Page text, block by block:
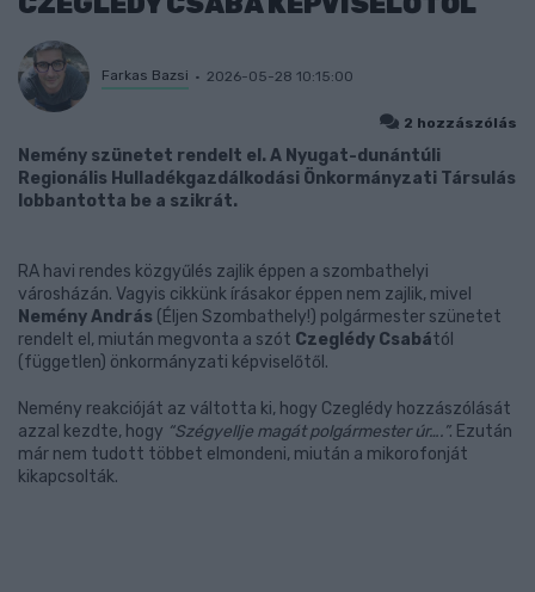
Farkas Bazsi 2026-05-28 10:15:00
2 hozzászólás
Nemény szünetet rendelt el. A Nyugat-dunántúli
Regionális Hulladékgazdálkodási Önkormányzati Társulás
lobbantotta be a szikrát.
RA havi rendes közgyűlés zajlik éppen a szombathelyi
városházán. Vagyis cikkünk írásakor éppen nem zajlik, mivel
Nemény András (Éljen Szombathely!) polgármester szünetet
rendelt el, miután megvonta a szót Czeglédy Csabától
(független) önkormányzati képviselőtől.
Nemény reakcióját az váltotta ki, hogy Czeglédy hozzászólását
azzal kezdte, hogy “Szégyellje magát polgármester úr….”. Ezután
már nem tudott többet elmondeni, miután a mikorofonját
kikapcsolták.